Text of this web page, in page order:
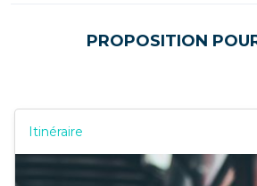
PROPOSITION
Itinéraire